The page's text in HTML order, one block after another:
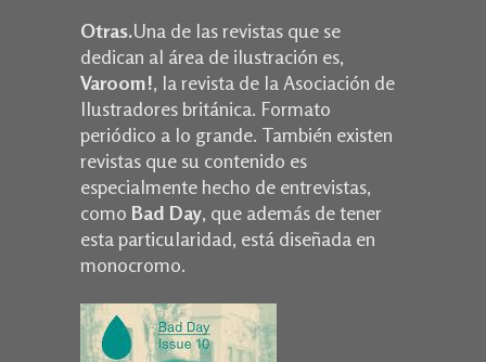
Otras.Una de las revistas que se
dedican al área de ilustración es,
Varoom!, la revista de la Asociación de
Ilustradores británica. Formato
periódico a lo grande. También existen
revistas que su contenido es
especialmente hecho de entrevistas,
como Bad Day, que además de tener
esta particularidad, está diseñada en
monocromo.